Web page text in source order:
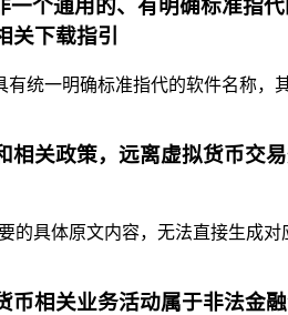
一个通用的、有明确标准指
关下载指引
有统一明确标准指代的软件名称
相关政策，远离虚拟货币交
的具体原文内容，无法直接生成
币相关业务活动属于非法金